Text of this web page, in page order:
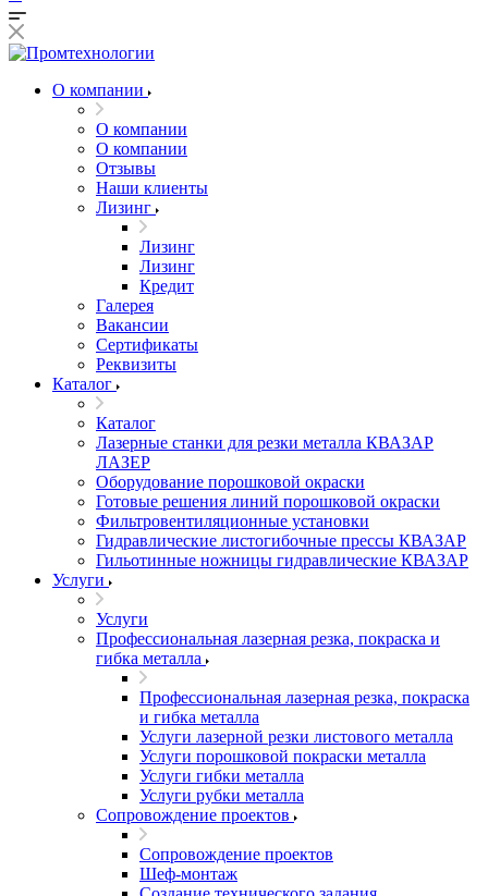
О компании
О компании
О компании
Отзывы
Наши клиенты
Лизинг
Лизинг
Лизинг
Кредит
Галерея
Вакансии
Сертификаты
Реквизиты
Каталог
Каталог
Лазерные станки для резки металла КВАЗАР
ЛАЗЕР
Оборудование порошковой окраски
Готовые решения линий порошковой окраски
Фильтровентиляционные установки
Гидравлические листогибочные прессы КВАЗАР
Гильотинные ножницы гидравлические КВАЗАР
Услуги
Услуги
Профессиональная лазерная резка, покраска и
гибка металла
Профессиональная лазерная резка, покраска
и гибка металла
Услуги лазерной резки листового металла
Услуги порошковой покраски металла
Услуги гибки металла
Услуги рубки металла
Сопровождение проектов
Сопровождение проектов
Шеф-монтаж